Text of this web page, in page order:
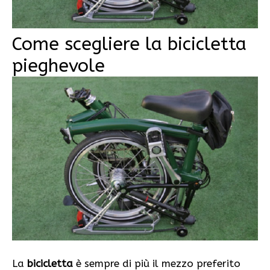
Come scegliere la bicicletta
pieghevole
La bicicletta è sempre di più il mezzo preferito